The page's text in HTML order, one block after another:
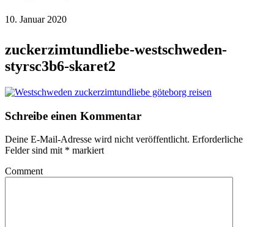
10. Januar 2020
zuckerzimtundliebe-westschweden-
styrsc3b6-skaret2
Schreibe einen Kommentar
Deine E-Mail-Adresse wird nicht veröffentlicht. Erforderliche
Felder sind mit * markiert
Comment